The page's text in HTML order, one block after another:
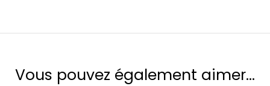
Vous pouvez également aimer…